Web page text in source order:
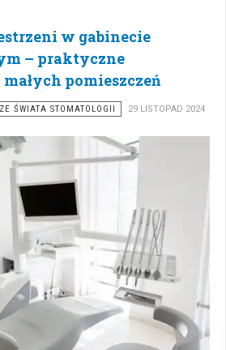
w gabinecie
– praktyczne
pomieszczeń
ZE ŚWIATA STOMATOLOGII 29 LISTOPAD 2024